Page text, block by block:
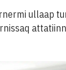
ullaap